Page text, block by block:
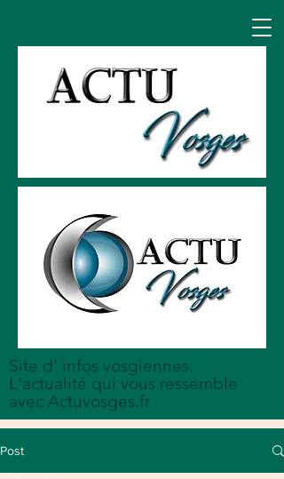
Site d' infos vosgiennes.
L'actualité qui vous ressemble
avec Actuvosges.fr
Post